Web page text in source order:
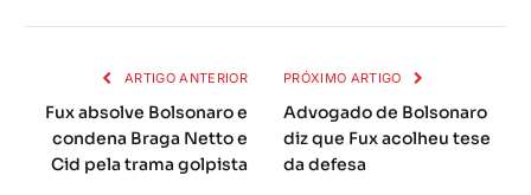
ARTIGO ANTERIOR
Fux absolve Bolsonaro e
condena Braga Netto e
Cid pela trama golpista
PRÓXIMO ARTIGO
Advogado de Bolsonaro
diz que Fux acolheu tese
da defesa